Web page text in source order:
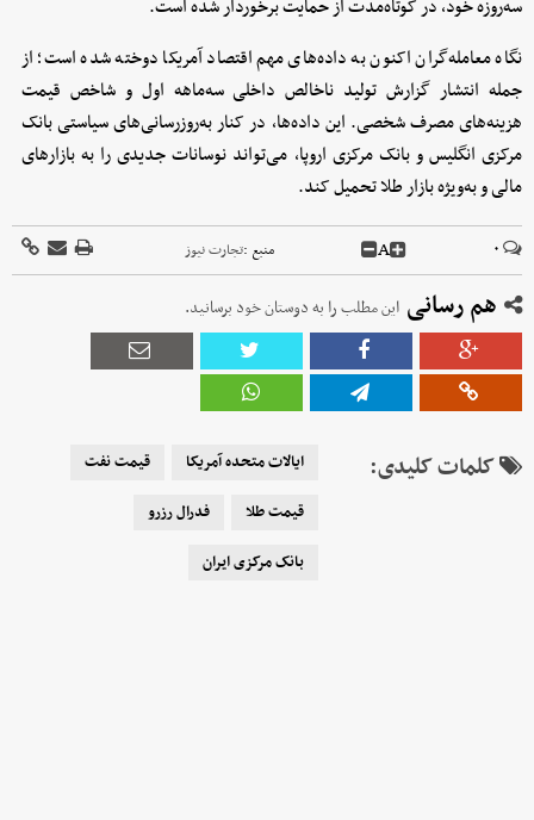
سه‌روزه خود، در کوتاه‌مدت از حمایت برخوردار شده است.
نگاه معامله‌گران اکنون به داده‌های مهم اقتصاد آمریکا دوخته شده است؛ از
جمله انتشار گزارش تولید ناخالص داخلی سه‌ماهه اول و شاخص قیمت
هزینه‌های مصرف شخصی. این داده‌ها، در کنار به‌روزرسانی‌های سیاستی بانک
مرکزی انگلیس و بانک مرکزی اروپا، می‌تواند نوسانات جدیدی را به بازارهای
مالی و به‌ویژه بازار طلا تحمیل کند.
۰ A منبع :تجارت نیوز
هم رسانی این مطلب را به دوستان خود برسانید.
کلمات کلیدی: ایالات متحده آمریکا
قیمت نفت
قیمت طلا
فدرال رزرو
بانک مرکزی ایران